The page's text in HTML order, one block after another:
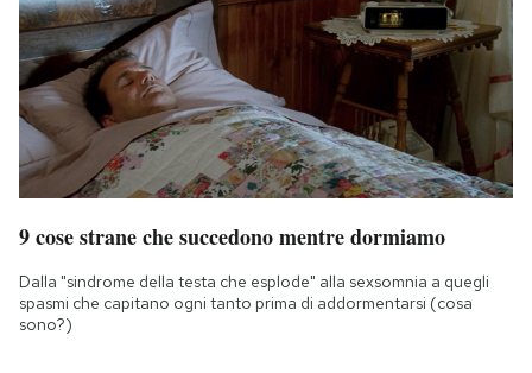
9 cose strane che succedono mentre dormiamo
Dalla "sindrome della testa che esplode" alla sexsomnia a quegli
spasmi che capitano ogni tanto prima di addormentarsi (cosa
sono?)